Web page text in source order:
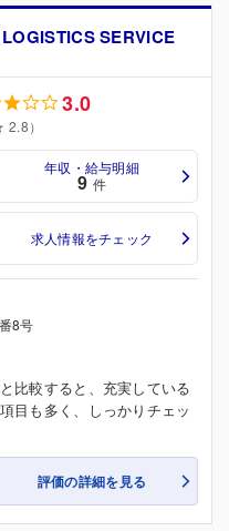
SERVICE
3.0
2.8）
年収・給与明細
9 件
求人情報をチェック
8号
比較すると、充実している
目も多く、しっかりチェッ
評価の詳細を見る